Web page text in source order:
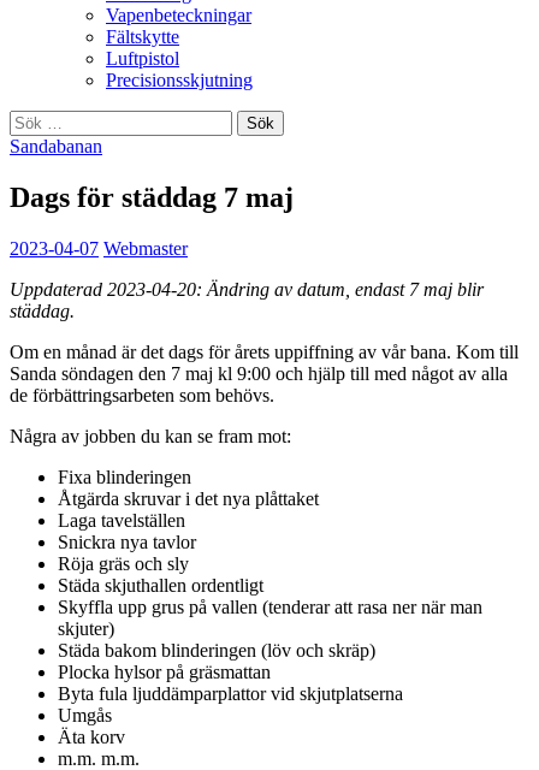
Vapenbeteckningar
Fältskytte
Luftpistol
Precisionsskjutning
Sök
efter:
Sandabanan
Dags för städdag 7 maj
2023-04-07 Webmaster
Uppdaterad 2023-04-20: Ändring av datum, endast 7 maj blir
städdag.
Om en månad är det dags för årets uppiffning av vår bana. Kom till
Sanda söndagen den 7 maj kl 9:00 och hjälp till med något av alla
de förbättringsarbeten som behövs.
Några av jobben du kan se fram mot:
Fixa blinderingen
Åtgärda skruvar i det nya plåttaket
Laga tavelställen
Snickra nya tavlor
Röja gräs och sly
Städa skjuthallen ordentligt
Skyffla upp grus på vallen (tenderar att rasa ner när man
skjuter)
Städa bakom blinderingen (löv och skräp)
Plocka hylsor på gräsmattan
Byta fula ljuddämparplattor vid skjutplatserna
Umgås
Äta korv
m.m. m.m.